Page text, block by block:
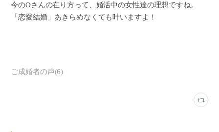
今のOさんの在り方って、婚活中の女性達の理想ですね。
「恋愛結婚」あきらめなくても叶いますよ！
ご成婚者の声(6)